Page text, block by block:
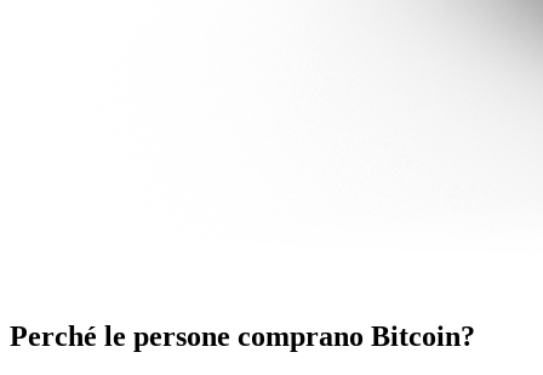
Perché le persone comprano Bitcoin?